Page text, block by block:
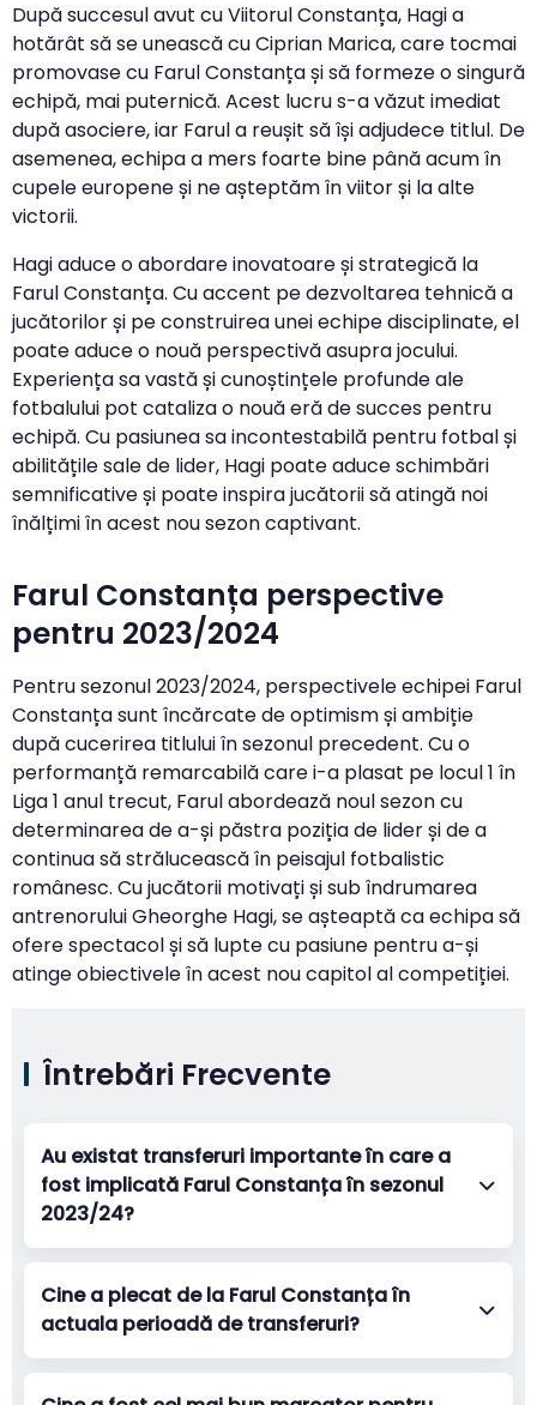
După succesul avut cu Viitorul Constanța, Hagi a
hotărât să se unească cu Ciprian Marica, care tocmai
promovase cu Farul Constanța și să formeze o singură
echipă, mai puternică. Acest lucru s-a văzut imediat
după asociere, iar Farul a reușit să își adjudece titlul. De
asemenea, echipa a mers foarte bine până acum în
cupele europene și ne așteptăm în viitor și la alte
victorii.
Hagi aduce o abordare inovatoare și strategică la
Farul Constanța. Cu accent pe dezvoltarea tehnică a
jucătorilor și pe construirea unei echipe disciplinate, el
poate aduce o nouă perspectivă asupra jocului.
Experiența sa vastă și cunoștințele profunde ale
fotbalului pot cataliza o nouă eră de succes pentru
echipă. Cu pasiunea sa incontestabilă pentru fotbal și
abilitățile sale de lider, Hagi poate aduce schimbări
semnificative și poate inspira jucătorii să atingă noi
înălțimi în acest nou sezon captivant.
Farul Constanța perspective
pentru 2023/2024
Pentru sezonul 2023/2024, perspectivele echipei Farul
Constanța sunt încărcate de optimism și ambiție
după cucerirea titlului în sezonul precedent. Cu o
performanță remarcabilă care i-a plasat pe locul 1 în
Liga 1 anul trecut, Farul abordează noul sezon cu
determinarea de a-și păstra poziția de lider și de a
continua să strălucească în peisajul fotbalistic
românesc. Cu jucătorii motivați și sub îndrumarea
antrenorului Gheorghe Hagi, se așteaptă ca echipa să
ofere spectacol și să lupte cu pasiune pentru a-și
atinge obiectivele în acest nou capitol al competiției.
Întrebări Frecvente
Au existat transferuri importante în care a
fost implicată Farul Constanța în sezonul
2023/24?
Cine a plecat de la Farul Constanța în
actuala perioadă de transferuri?